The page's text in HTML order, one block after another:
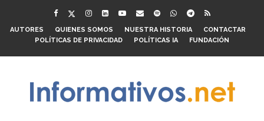
AUTORES QUIENES SOMOS NUESTRA HISTORIA
CONTACTAR
POLÍTICAS DE PRIVACIDAD
POLÍTICAS IA FUNDACIÓN